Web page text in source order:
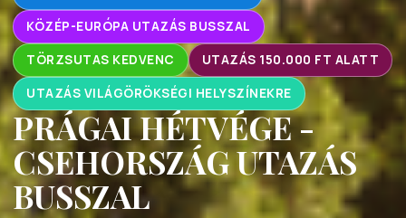
KÖZÉP-EURÓPA UTAZÁS BUSSZAL
TÖRZSUTAS KEDVENC UTAZÁS 150.000 FT ALATT
UTAZÁS VILÁGÖRÖKSÉGI HELYSZÍNEKRE
PRÁGAI HÉTVÉGE -
CSEHORSZÁG UTAZÁS
BUSSZAL